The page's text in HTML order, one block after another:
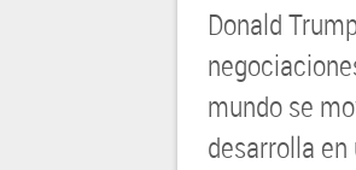
Donald
mundo se
desarrolla